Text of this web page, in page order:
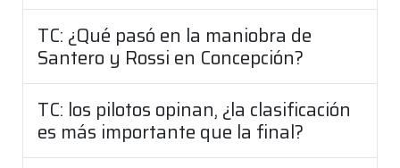
TC: ¿Qué pasó en la maniobra de
Santero y Rossi en Concepción?
TC: los pilotos opinan, ¿la clasificación
es más importante que la final?